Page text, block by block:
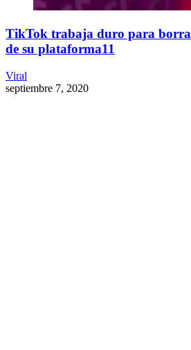
TikTok trabaja duro para
de su plataforma11
Viral
septiembre 7, 2020